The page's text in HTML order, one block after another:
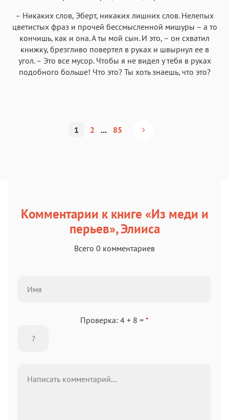
– Никаких слов, Эберт, никаких лишних слов. Нелепых
цветистых фраз и прочей бессмысленной мишуры – а то
кончишь, как и она. А ты мой сын. И это, – он схватил
книжку, брезгливо повертел в руках и швырнул ее в
угол. – Это все мусор. Чтобы я не видел у тебя в руках
подобного больше! Что это? Ты хоть знаешь, что это?
1 2 ... 85
Комментарии к книге «Из меди и
перьев», Элииса
Всего 0 комментариев
Проверка: 4 + 8 = *